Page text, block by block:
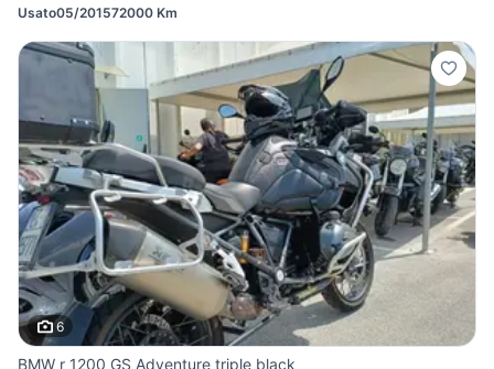
Usato05/201572000 Km
6
BMW r 1200 GS Adventure triple black